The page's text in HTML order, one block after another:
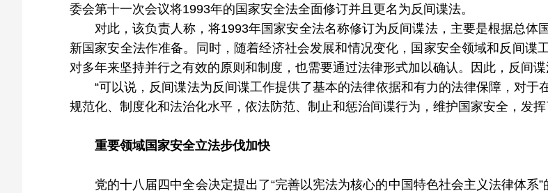
委会第十一次会议将1993年的国家安全法全面修订并且更名为反间谍法。
对此，该负责人称，将1993年国家安全法名称修订为反间谍法，主要是根据总
新国家安全法作准备。同时，随着经济社会发展和情况变化，国家安全领域和反间谍
对多年来坚持并行之有效的原则和制度，也需要通过法律形式加以确认。因此，反间
“可以说，反间谍法为反间谍工作提供了基本的法律依据和有力的法律保障，对
规范化、制度化和法治化水平，依法防范、制止和惩治间谍行为，维护国家安全，发挥
重要领域国家安全立法步伐加快
党的十八届四中全会决定提出了“完善以宪法为核心的中国特色社会主义法律体系